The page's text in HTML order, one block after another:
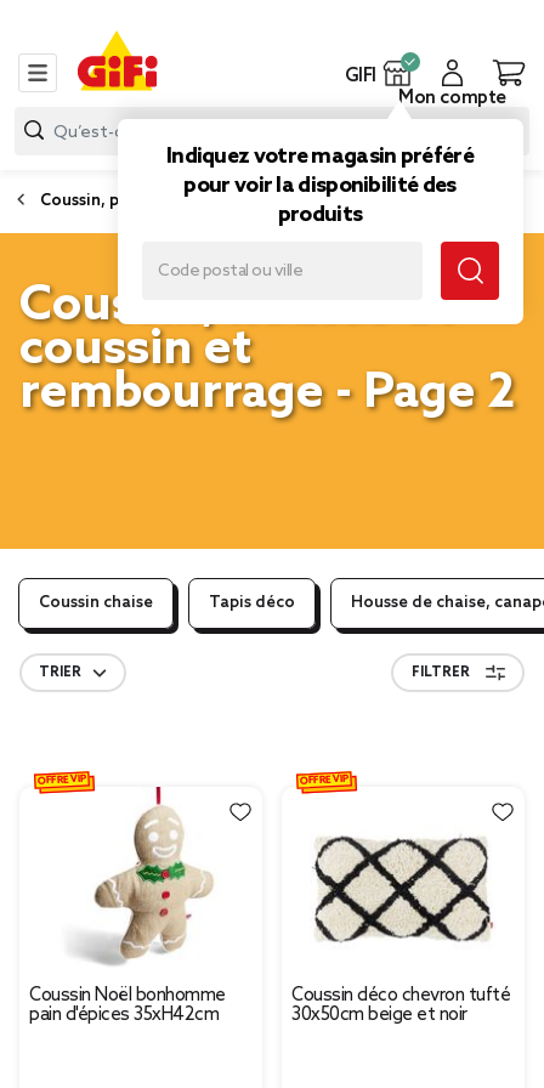
GIFI
Indiquez votre magasin préféré
pour voir la disponibilité des
produits
Mon compte
Coussin, plaid et tapis
Coussin, housse de
coussin et
rembourrage - Page 2
Coussin chaise Tapis déco Housse de chaise,
TRIER FILTRER
Coussin Noël bonhomme
pain d'épices 35xH42cm
OFFRE VIP
Coussin déco chevron tufté
30x50cm beige et noir
OFFRE VIP